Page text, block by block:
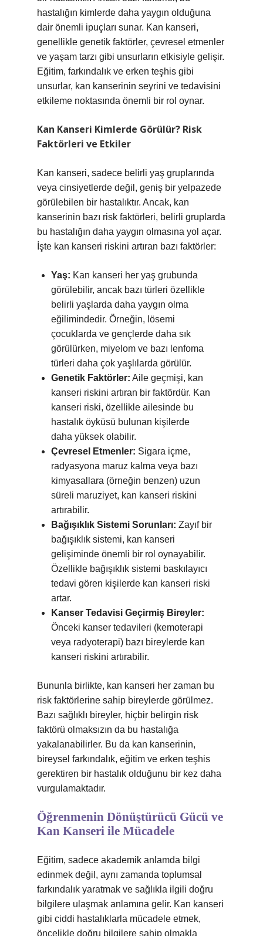
hastalığın kimlerde daha yaygın olduğuna
dair önemli ipuçları sunar. Kan kanseri,
genellikle genetik faktörler, çevresel etmenler
ve yaşam tarzı gibi unsurların etkisiyle gelişir.
Eğitim, farkındalık ve erken teşhis gibi
unsurlar, kan kanserinin seyrini ve tedavisini
etkileme noktasında önemli bir rol oynar.
Kan Kanseri Kimlerde Görülür? Risk
Faktörleri ve Etkiler
Kan kanseri, sadece belirli yaş gruplarında
veya cinsiyetlerde değil, geniş bir yelpazede
görülebilen bir hastalıktır. Ancak, kan
kanserinin bazı risk faktörleri, belirli gruplarda
bu hastalığın daha yaygın olmasına yol açar.
İşte kan kanseri riskini artıran bazı faktörler:
Yaş: Kan kanseri her yaş grubunda
görülebilir, ancak bazı türleri özellikle
belirli yaşlarda daha yaygın olma
eğilimindedir. Örneğin, lösemi
çocuklarda ve gençlerde daha sık
görülürken, miyelom ve bazı lenfoma
türleri daha çok yaşlılarda görülür.
Genetik Faktörler: Aile geçmişi, kan
kanseri riskini artıran bir faktördür. Kan
kanseri riski, özellikle ailesinde bu
hastalık öyküsü bulunan kişilerde
daha yüksek olabilir.
Çevresel Etmenler: Sigara içme,
radyasyona maruz kalma veya bazı
kimyasallara (örneğin benzen) uzun
süreli maruziyet, kan kanseri riskini
artırabilir.
Bağışıklık Sistemi Sorunları: Zayıf bir
bağışıklık sistemi, kan kanseri
gelişiminde önemli bir rol oynayabilir.
Özellikle bağışıklık sistemi baskılayıcı
tedavi gören kişilerde kan kanseri riski
artar.
Kanser Tedavisi Geçirmiş Bireyler:
Önceki kanser tedavileri (kemoterapi
veya radyoterapi) bazı bireylerde kan
kanseri riskini artırabilir.
Bununla birlikte, kan kanseri her zaman bu
risk faktörlerine sahip bireylerde görülmez.
Bazı sağlıklı bireyler, hiçbir belirgin risk
faktörü olmaksızın da bu hastalığa
yakalanabilirler. Bu da kan kanserinin,
bireysel farkındalık, eğitim ve erken teşhis
gerektiren bir hastalık olduğunu bir kez daha
vurgulamaktadır.
Öğrenmenin Dönüştürücü Gücü ve
Kan Kanseri ile Mücadele
Eğitim, sadece akademik anlamda bilgi
edinmek değil, aynı zamanda toplumsal
farkındalık yaratmak ve sağlıkla ilgili doğru
bilgilere ulaşmak anlamına gelir. Kan kanseri
gibi ciddi hastalıklarla mücadele etmek,
öncelikle doğru bilgilere sahip olmakla